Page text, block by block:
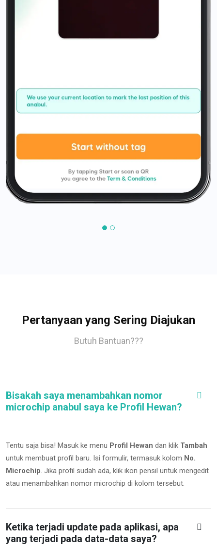
Pertanyaan yang Sering Diajukan
Butuh Bantuan???
Bisakah saya menambahkan nomor
microchip anabul saya ke Profil Hewan?
Tentu saja bisa! Masuk ke menu Profil Hewan dan klik Tambah
untuk membuat profil baru. Isi formulir, termasuk kolom No.
Microchip. Jika profil sudah ada, klik ikon pensil untuk mengedit
atau menambahkan nomor microchip di kolom tersebut.
Ketika terjadi update pada aplikasi, apa
yang terjadi pada data-data saya?